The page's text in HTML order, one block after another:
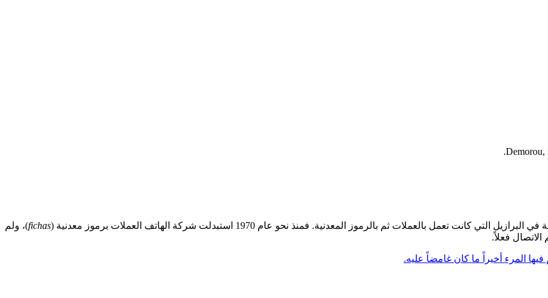
Demorou,
تعمل بالعملات ثم بالرموز المعدنية. فمنذ نحو عام 1970 استبدلت شركة الهاتف العملات برموز معدنية ( fichas)، ولم
فعلاً.
المرء أخيراً ما كان غامضاً عليه.